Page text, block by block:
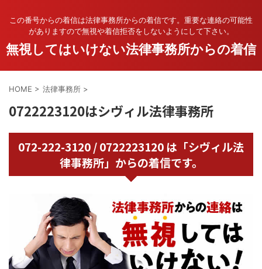
この番号からの着信は法律事務所からの着信です。重要な連絡の可能性
がありますので無視や着信拒否をしないようにして下さい。
無視してはいけない法律事務所からの着信
HOME > 法律事務所 >
0722223120はシヴィル法律事務所
072-222-3120 / 0722223120 は「シヴィル法
律事務所」からの着信です。